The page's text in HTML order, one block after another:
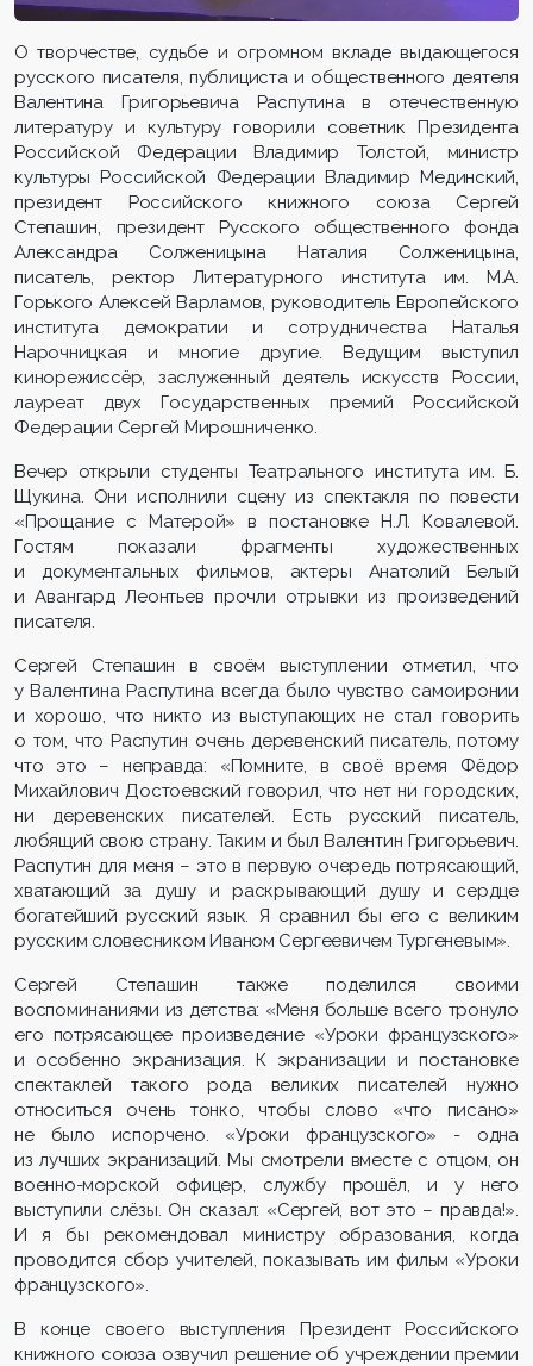
О творчестве, судьбе и огромном вкладе выдающегося
русского писателя, публициста и общественного деятеля
Валентина Григорьевича Распутина в отечественную
литературу и культуру говорили советник Президента
Российской Федерации Владимир Толстой, министр
культуры Российской Федерации Владимир Мединский,
президент Российского книжного союза Сергей
Степашин, президент Русского общественного фонда
Александра Солженицына Наталия Солженицына,
писатель, ректор Литературного института им. М.А.
Горького Алексей Варламов, руководитель Европейского
института демократии и сотрудничества Наталья
Нарочницкая и многие другие. Ведущим выступил
кинорежиссёр, заслуженный деятель искусств России,
лауреат двух Государственных премий Российской
Федерации Сергей Мирошниченко.
Вечер открыли студенты Театрального института им. Б.
Щукина. Они исполнили сцену из спектакля по повести
«Прощание с Матерой» в постановке Н.Л. Ковалевой.
Гостям показали фрагменты художественных
и документальных фильмов, актеры Анатолий Белый
и Авангард Леонтьев прочли отрывки из произведений
писателя.
Сергей Степашин в своём выступлении отметил, что
у Валентина Распутина всегда было чувство самоиронии
и хорошо, что никто из выступающих не стал говорить
о том, что Распутин очень деревенский писатель, потому
что это – неправда: «Помните, в своё время Фёдор
Михайлович Достоевский говорил, что нет ни городских,
ни деревенских писателей. Есть русский писатель,
любящий свою страну. Таким и был Валентин Григорьевич.
Распутин для меня – это в первую очередь потрясающий,
хватающий за душу и раскрывающий душу и сердце
богатейший русский язык. Я сравнил бы его с великим
русским словесником Иваном Сергеевичем Тургеневым».
Сергей Степашин также поделился своими
воспоминаниями из детства: «Меня больше всего тронуло
его потрясающее произведение «Уроки французского»
и особенно экранизация. К экранизации и постановке
спектаклей такого рода великих писателей нужно
относиться очень тонко, чтобы слово «что писано»
не было испорчено. «Уроки французского» - одна
из лучших экранизаций. Мы смотрели вместе с отцом, он
военно-морской офицер, службу прошёл, и у него
выступили слёзы. Он сказал: «Сергей, вот это – правда!».
И я бы рекомендовал министру образования, когда
проводится сбор учителей, показывать им фильм «Уроки
французского».
В конце своего выступления Президент Российского
книжного союза озвучил решение об учреждении премии